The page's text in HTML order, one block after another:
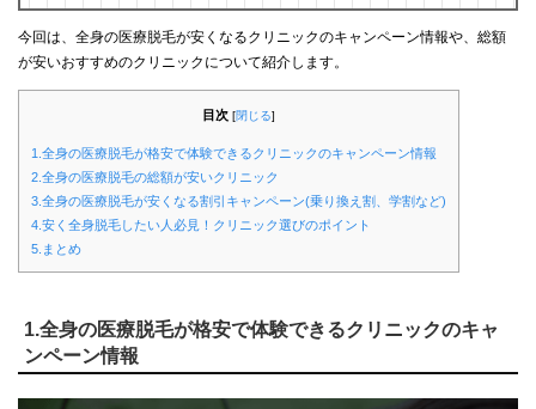
今回は、全身の医療脱毛が安くなるクリニックのキャンペーン情報や、総額
が安いおすすめのクリニックについて紹介します。
目次 [閉じる]
1.全身の医療脱毛が格安で体験できるクリニックのキャンペーン情報
2.全身の医療脱毛の総額が安いクリニック
3.全身の医療脱毛が安くなる割引キャンペーン(乗り換え割、学割など)
4.安く全身脱毛したい人必見！クリニック選びのポイント
5.まとめ
1.全身の医療脱毛が格安で体験できるクリニックのキャ
ンペーン情報